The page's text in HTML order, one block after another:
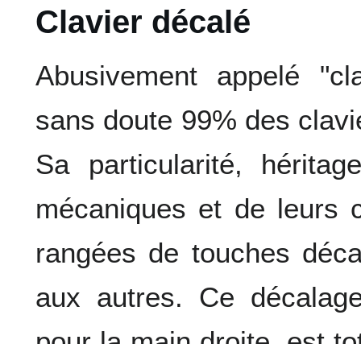
Clavier décalé
Abusivement appelé
sans doute 99% des
Sa particularité,
mécaniques et de leurs
rangées de touches
aux autres. Ce